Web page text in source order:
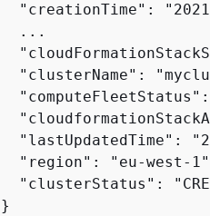
"creationTime":
  ...
"clusterName":
"lastUpdatedTime":
"region": "eu-west-
"clusterStatus":
}